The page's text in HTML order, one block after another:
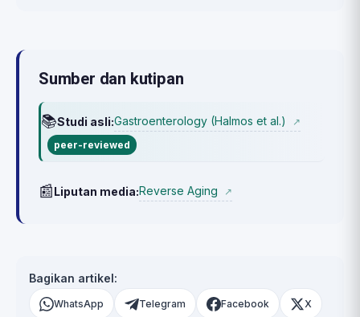
Sumber dan kutipan
📚Studi asli:Gastroenterology (Halmos et al.)
↗
peer-reviewed
📰Liputan media:Reverse Aging ↗
Bagikan artikel:
WhatsApp Telegram Facebook X